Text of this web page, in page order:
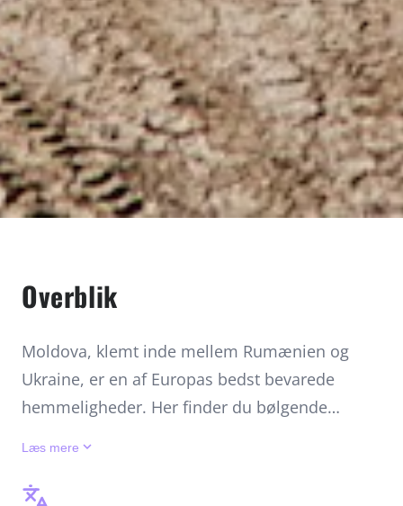
Overblik
Moldova, klemt inde mellem Rumænien og
Ukraine, er en af Europas bedst bevarede
hemmeligheder. Her finder du bølgende
hugget direkte ind i klipperne. Landet er et
Læs mere keyboard_arrow_down